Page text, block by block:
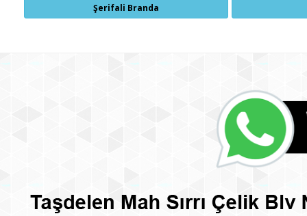
Şerifali Branda